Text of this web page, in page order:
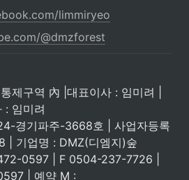
limmiryeo
@dmzforest
제구역 內 |대표이사 : 임미려 |
: 임미려
경기파주-3668호 | 사업자등록
| 기업명 : DMZ(디엠지)숲
0597 | F 0504-237-7726 |